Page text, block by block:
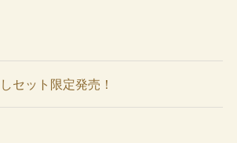
セット限定発売！